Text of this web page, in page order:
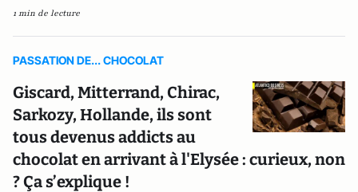
1 min de lecture
PASSATION DE... CHOCOLAT
Giscard, Mitterrand, Chirac,
Sarkozy, Hollande, ils sont
tous devenus addicts au
chocolat en arrivant à l'Elysée : curieux, non
? Ça s’explique !